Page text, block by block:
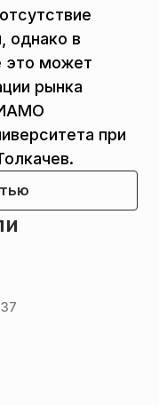
однако в
это может
рынка
при